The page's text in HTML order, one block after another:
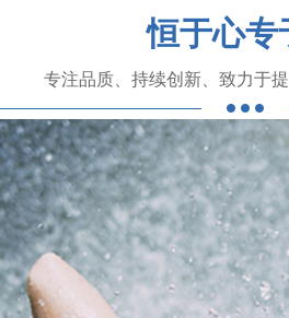
恒于心专
专注品质、持续创新、致力于